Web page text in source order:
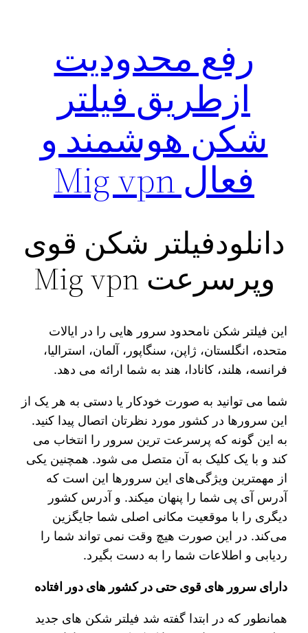
رفع محدودیت
ازطریق فیلتر
شکن هوشمند و
فعال Mig vpn
دانلودفیلتر شکن قوی
وپرسرعت Mig vpn
این فیلتر شکن نامحدود سرور هایی را در ایالات
متحده، انگلستان، ژاپن، سنگاپور، آلمان، استرالیا،
فرانسه، هلند، کانادا، هند به شما ارائه می دهد.
شما می توانید به صورت خودکار یا دستی به هر یک از
این سرورها در کشور مورد نظرتان اتصال پیدا کنید.
به این گونه که پرسرعت ترین سرور را انتخاب می
کند و با یک کلیک به آن متصل می شود. همچنین یکی
از مهمترین ویژگی‌های این سرورها این است که
آدرس آی پی شما را پنهان میکند. و آدرس کشور
دیگری را با موقعیت مکانی اصلی شما جایگزین
می‌کند. در این صورت هیچ وقت نمی تواند شما را
ردیابی و اطلاعات شما را به دست بگیرد.
دارای سرور های قوی حتی در کشور های دور افتاده
همانطور که در ابتدا گفته شد فیلتر شکن‌ های جدید